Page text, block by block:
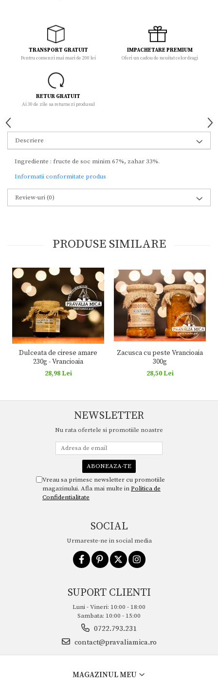
TRANSPORT GRATUIT
Pentru comenzi mai mari de 200 lei
IMPACHETARE PREMIUM
Oferi un cadou de neuitat celor dragi
RETUR GRATUIT
Ai 30 de zile sa returnezi produsul
Descriere
Ingrediente : fructe de soc minim 67%, zahar 33%.
Informatii conformitate produs
Review-uri(0)
PRODUSE SIMILARE
Dulceata de cirese amare
230g - Vrancioaia
28,98 Lei
Zacusca cu peste Vrancioaia
300g
28,50 Lei
NEWSLETTER
Nu rata ofertele si promotiile noastre
Vreau sa primesc newsletter cu promotiile
magazinului. Afla mai multe inPolitica de
Confidentialitate
SOCIAL
Urmareste-ne in social media
SUPORT CLIENTI
Luni - Vineri: 10:00 - 18:00
Sambata: 10:00 - 15:00
0722.793.231
contact@pravaliamica.ro
MAGAZINUL MEU